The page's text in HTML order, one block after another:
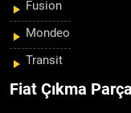
Fusion
Mondeo
Transit
Fiat Çıkma